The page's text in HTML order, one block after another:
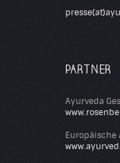
PARTNER
Ayurveda
Europäische